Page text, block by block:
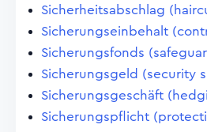
Sicherheitsabschlag
Sicherungseinbehalt
Sicherungsfonds
Sicherungsgeld (security
Sicherungsgeschäft
Sicherungspflicht